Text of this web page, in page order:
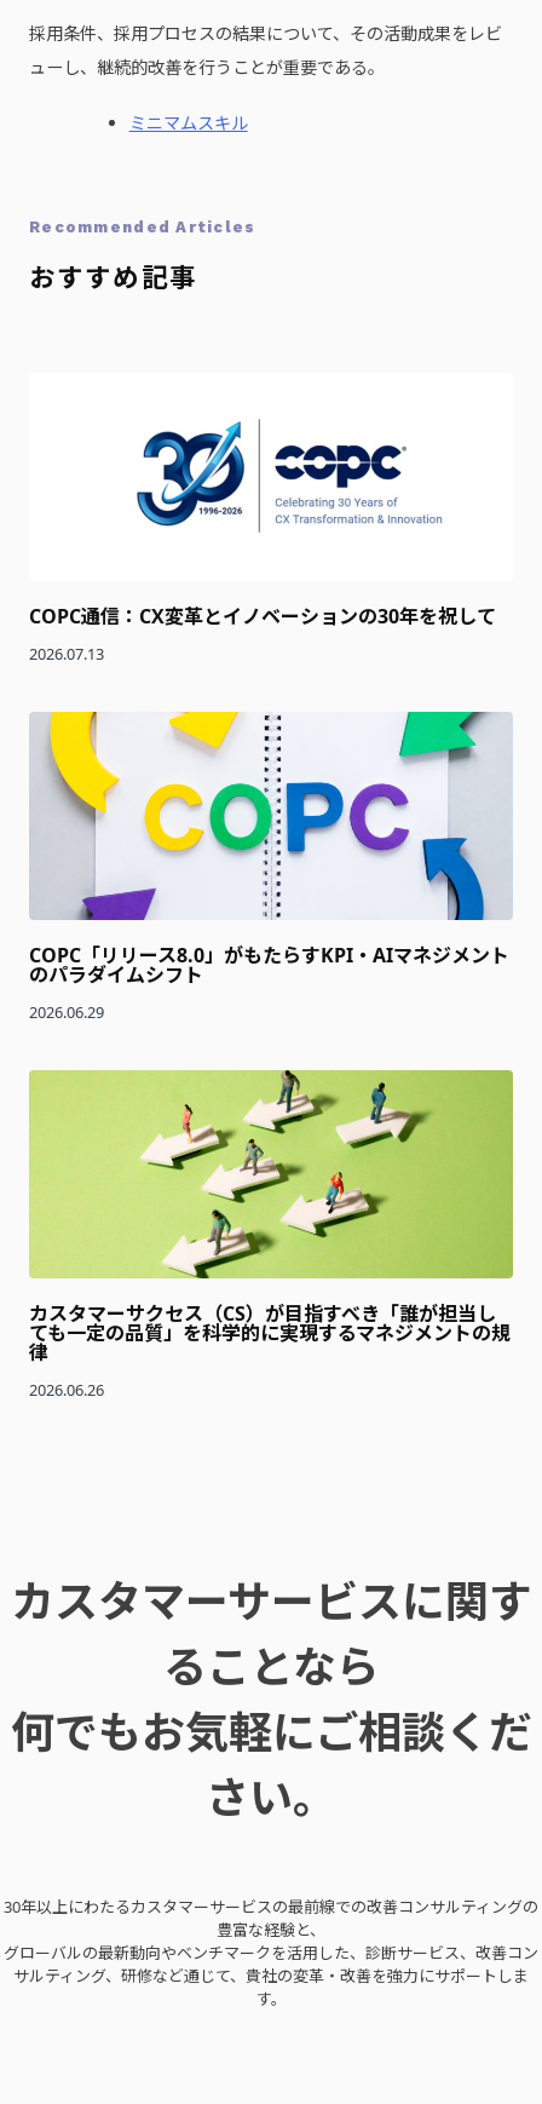
採用条件、採用プロセスの結果について、その活動成果をレビ
ューし、継続的改善を行うことが重要である。
ミニマムスキル
Recommended Articles
おすすめ記事
COPC通信：CX変革とイノベーションの30年を祝して
2026.07.13
COPC「リリース8.0」がもたらすKPI・AIマネジメント
のパラダイムシフト
2026.06.29
カスタマーサクセス（CS）が目指すべき「誰が担当し
ても一定の品質」を科学的に実現するマネジメントの規
律
2026.06.26
カスタマーサービスに関す
ることなら
何でもお気軽にご相談くだ
さい。
30年以上にわたるカスタマーサービスの最前線での改善コンサルティングの
豊富な経験と、
グローバルの最新動向やベンチマークを活用した、診断サービス、改善コン
サルティング、研修など通じて、貴社の変革・改善を強力にサポートしま
す。